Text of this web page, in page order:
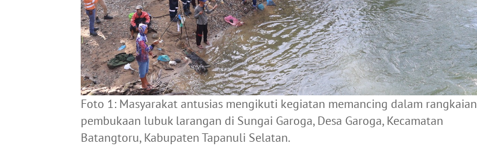
Foto 1: Masyarakat antusias mengikuti kegiatan memancing dalam rangkaian
pembukaan lubuk larangan di Sungai Garoga, Desa Garoga, Kecamatan
Batangtoru, Kabupaten Tapanuli Selatan.